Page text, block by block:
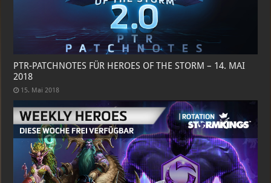
PTR-PATCHNOTES FÜR HEROES OF THE STORM – 14. MAI
2018
15. Mai 2018